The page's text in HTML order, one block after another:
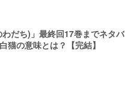
だち)」最終回17巻までネタバ
猫の意味とは？【完結】